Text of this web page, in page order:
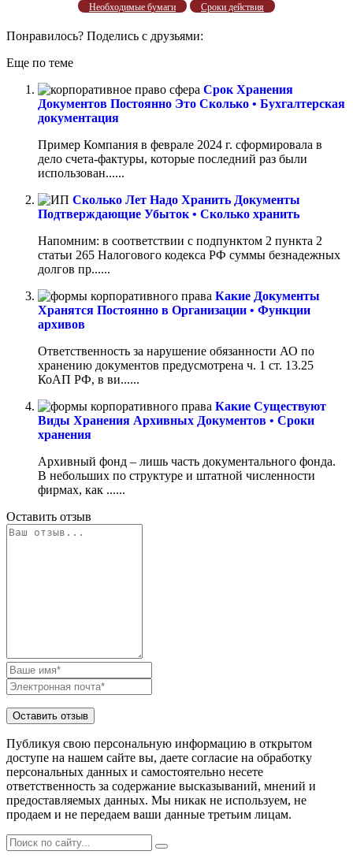
Необходимые бумаги
Сроки действия
Понравилось? Поделись с друзьями:
Еще по теме
Срок Хранения
Документов Постоянно Это Сколько • Бухгалтерская
документация
Пример Компания в феврале 2024 г. сформировала в
дело счета-фактуры, которые последний раз были
использован......
Сколько Лет Надо Хранить Документы
Подтверждающие Убыток • Сколько хранить
Напомним: в соответствии с подпунктом 2 пункта 2
статьи 265 Налогового кодекса РФ суммы безнадежных
долгов пр......
Какие Документы
Хранятся Постоянно в Организации • Функции
архивов
Ответственность за нарушение обязанности АО по
хранению документов предусмотрена ч. 1 ст. 13.25
КоАП РФ, в ви......
Какие Существуют
Виды Хранения Архивных Документов • Сроки
хранения
Архивный фонд – лишь часть документального фонда.
В небольших по структуре и штатной численности
фирмах, как ......
Оставить отзыв
Публикуя свою персональную информацию в открытом
доступе на нашем сайте вы, даете согласие на обработку
персональных данных и самостоятельно несете
ответственность за содержание высказываний, мнений и
предоставляемых данных. Мы никак не используем, не
продаем и не передаем ваши данные третьим лицам.